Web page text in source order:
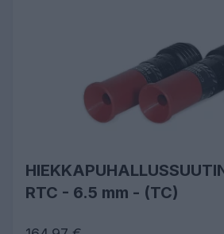
RTC - 6.5 mm - (TC)